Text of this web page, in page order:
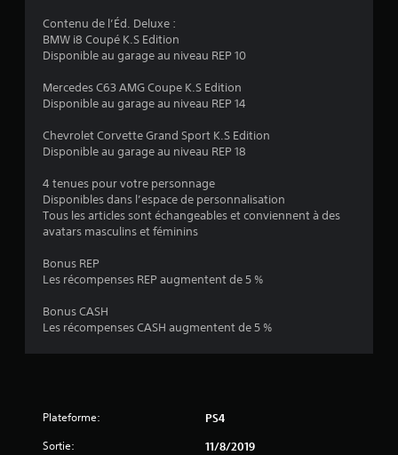
s
Contenu de l’Éd. Deluxe :
BMW i8 Coupé K.S Edition
Disponible au garage au niveau REP 10
Mercedes C63 AMG Coupe K.S Edition
Disponible au garage au niveau REP 14
Chevrolet Corvette Grand Sport K.S Edition
Disponible au garage au niveau REP 18
4 tenues pour votre personnage
Disponibles dans l’espace de personnalisation
Tous les articles sont échangeables et conviennent à des
avatars masculins et féminins
Bonus REP
Les récompenses REP augmentent de 5 %
Bonus CASH
Les récompenses CASH augmentent de 5 %
Plateforme: PS4
Sortie: 11/8/2019